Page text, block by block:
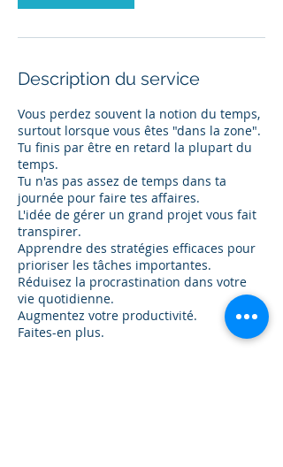
Description du service
Vous perdez souvent la notion du temps,
surtout lorsque vous êtes "dans la zone".
Tu finis par être en retard la plupart du
temps.
Tu n'as pas assez de temps dans ta
journée pour faire tes affaires.
L'idée de gérer un grand projet vous fait
transpirer.
Apprendre des stratégies efficaces pour
prioriser les tâches importantes.
Réduisez la procrastination dans votre
vie quotidienne.
Augmentez votre productivité.
Faites-en plus.